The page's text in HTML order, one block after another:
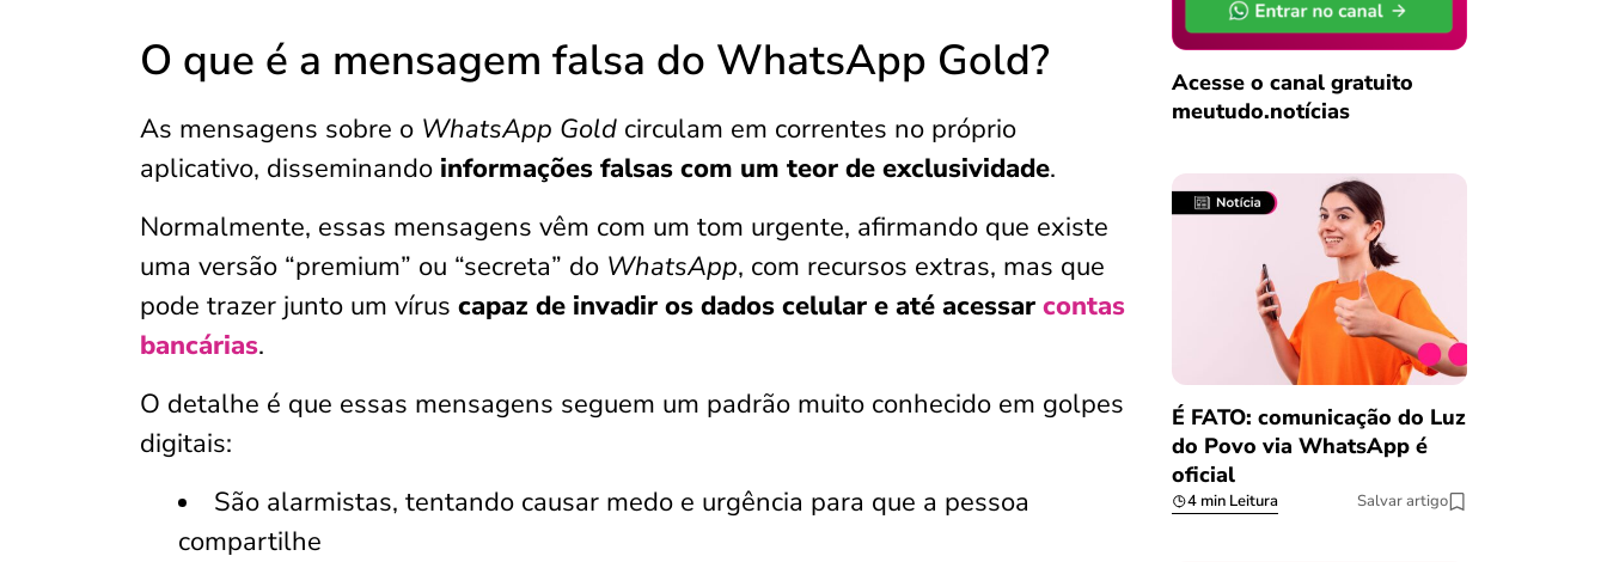
O que é a mensagem falsa do WhatsApp Gold?
As mensagens sobre o WhatsApp Gold circulam em correntes no próprio
aplicativo, disseminando informações falsas com um teor de exclusividade.
Normalmente, essas mensagens vêm com um tom urgente, afirmando que existe
uma versão “premium” ou “secreta” do WhatsApp, com recursos extras, mas que
pode trazer junto um vírus capaz de invadir os dados celular e até acessar contas
bancárias.
O detalhe é que essas mensagens seguem um padrão muito conhecido em golpes
digitais:
São alarmistas, tentando causar medo e urgência para que a pessoa
compartilhe
Acesse o canal gratuito
meutudo.notícias
É FATO: comunicação do Luz
do Povo via WhatsApp é
oficial
4 min Leitura Salvar artigo